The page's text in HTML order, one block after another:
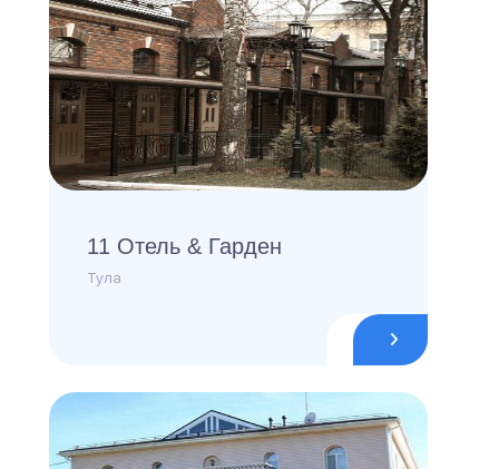
11 Отель & Гарден
Тула